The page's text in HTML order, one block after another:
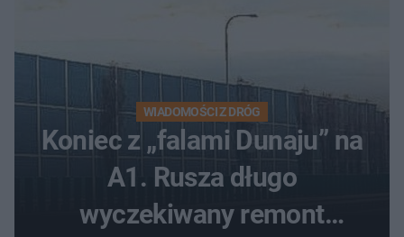
WIADOMOŚCI Z DRÓG
Koniec z „falami Dunaju” na
A1. Rusza długo
wyczekiwany remont